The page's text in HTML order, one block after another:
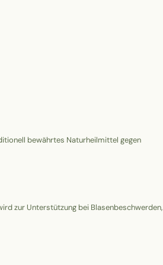
bewährtes Naturheilmittel gegen
zur Unterstützung bei Blasenbeschwerden,